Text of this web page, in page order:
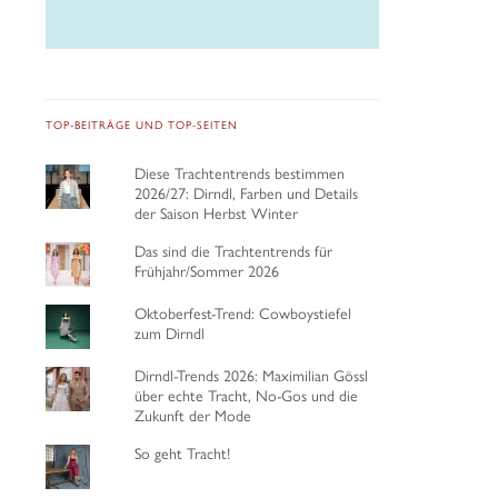
TOP-BEITRÄGE UND TOP-SEITEN
Diese Trachtentrends bestimmen
2026/27: Dirndl, Farben und Details
der Saison Herbst Winter
Das sind die Trachtentrends für
Frühjahr/Sommer 2026
Oktoberfest-Trend: Cowboystiefel
zum Dirndl
Dirndl-Trends 2026: Maximilian Gössl
über echte Tracht, No-Gos und die
Zukunft der Mode
So geht Tracht!